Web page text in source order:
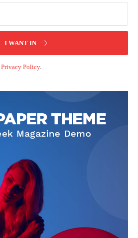
I WANT IN
Privacy Policy.